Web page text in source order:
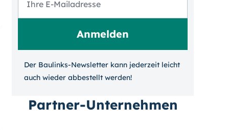
Der Baulinks-Newsletter kann jeder­zeit leicht
auch wieder ab­bestellt werden!
Partner-Unternehmen